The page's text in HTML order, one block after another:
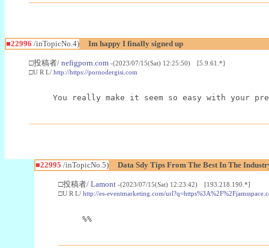
■22996 /inTopicNo.4) Im happy I finally signed up
□投稿者/ nefigporn.com -(2023/07/15(Sat) 12:25:50) [5.9.61.*]
□U R L/ http://https://pornodergisi.com
You really make it seem so easy with your
■22995 /inTopicNo.5) Data Sdy Tips From The Best In The
□投稿者/ Lamont -(2023/07/15(Sat) 12:23:42) [193.218.190.*]
□U R L/ http://es-eventmarketing.com/
%%